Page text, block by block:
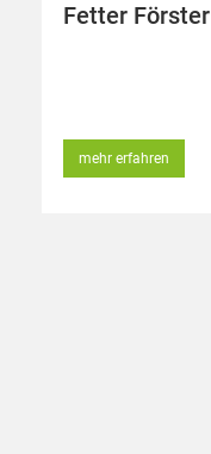
Fetter Förster
mehr erfahren